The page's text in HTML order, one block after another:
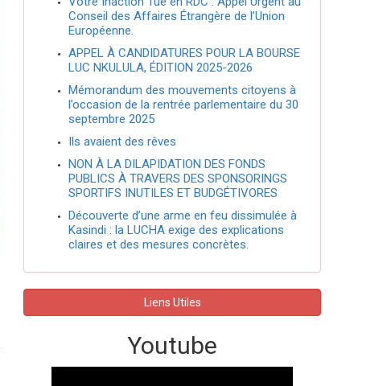
Conseil des Affaires Étrangère de l’Union
Européenne.
APPEL À CANDIDATURES POUR LA BOURSE
LUC NKULULA, ÉDITION 2025-2026
Mémorandum des mouvements citoyens à
l’occasion de la rentrée parlementaire du 30
septembre 2025
Ils avaient des rêves
NON À LA DILAPIDATION DES FONDS
PUBLICS À TRAVERS DES SPONSORINGS
SPORTIFS INUTILES ET BUDGÉTIVORES
Découverte d’une arme en feu dissimulée à
Kasindi : la LUCHA exige des explications
claires et des mesures concrètes.
Liens Utiles
Youtube